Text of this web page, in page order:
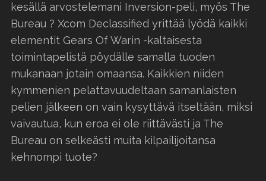
kesällä arvostelemani Inversion-peli, myös The
Bureau ? Xcom Declassified yrittää lyödä kaikki
elementit Gears Of Warin -kaltaisesta
toimintapelistä pöydälle samalla tuoden
mukanaan jotain omaansa. Kaikkien niiden
kymmenien pelattavuudeltaan samanlaisten
pelien jälkeen on vain kysyttävä itseltään, miksi
vaivautua, kun eroa ei ole riittävästi ja The
Bureau on selkeästi muita kilpailijoitansa
kehnompi tuote?